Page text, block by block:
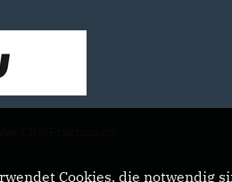
Cookies, die notwendig